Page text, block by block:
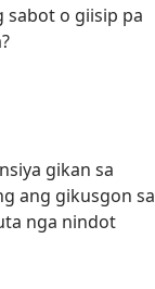
sabot o giisip pa
gikan sa
ang gikusgon sa
nga nindot